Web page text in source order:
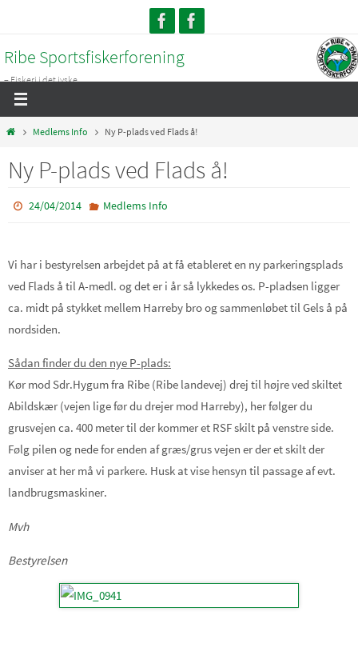
content
Ribe Sportsfiskerforening
– Fiskeri i det jyske...
HomeMedlems Info Ny P-plads ved Flads å!
Ny P-plads ved Flads å!
24/04/2014 Medlems Info
Vi har i bestyrelsen arbejdet på at få etableret en ny parkeringsplads
ved Flads å til A-medl. og det er i år så lykkedes os. P-pladsen ligger
ca. midt på stykket mellem Harreby bro og sammenløbet til Gels å på
nordsiden.
Sådan finder du den nye P-plads:
Kør mod Sdr.Hygum fra Ribe (Ribe landevej) drej til højre ved skiltet
Abildskær (vejen lige før du drejer mod Harreby), her følger du
grusvejen ca. 400 meter til der kommer et RSF skilt på venstre side.
Følg pilen og nede for enden af græs/grus vejen er der et skilt der
anviser at her må vi parkere. Husk at vise hensyn til passage af evt.
landbrugsmaskiner.
Mvh
Bestyrelsen